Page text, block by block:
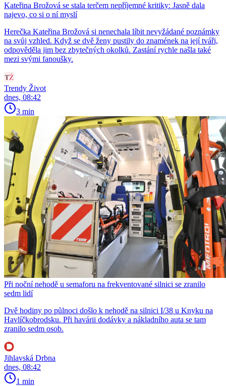
Kateřina Brožová se stala terčem nepříjemné kritiky: Jasně dala
najevo, co si o ní myslí
Herečka Kateřina Brožová si nenechala líbit nevyžádané poznámky
na svůj vzhled. Když se dvě ženy pustily do znamének na její tváři,
odpověděla jim bez zbytečných okolků. Zastání rychle našla také
mezi svými fanoušky.
Trendy Život
dnes, 08:42
3 min
Při noční nehodě u semaforu na frekventované silnici se zranilo
sedm lidí
Dvě hodiny po půlnoci došlo k nehodě na silnici I/38 u Knyku na
Havlíčkobrodsku. Při havárii dodávky a nákladního auta se tam
zranilo sedm osob.
Jihlavská Drbna
dnes, 08:42
1 min